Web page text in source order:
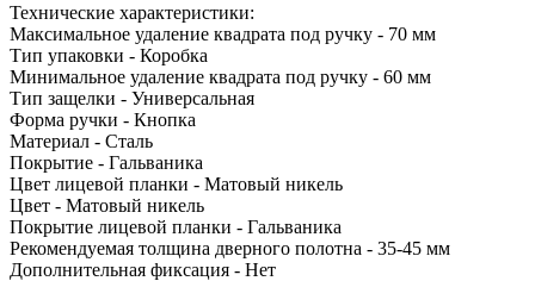
Технические характеристики:
Максимальное удаление квадрата под ручку - 70 мм
Тип упаковки - Коробка
Минимальное удаление квадрата под ручку - 60 мм
Тип защелки - Универсальная
Форма ручки - Кнопка
Материал - Сталь
Покрытие - Гальваника
Цвет лицевой планки - Матовый никель
Цвет - Матовый никель
Покрытие лицевой планки - Гальваника
Рекомендуемая толщина дверного полотна - 35-45 мм
Дополнительная фиксация - Нет